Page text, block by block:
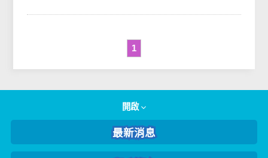
Qui...
1
開啟
最新消息